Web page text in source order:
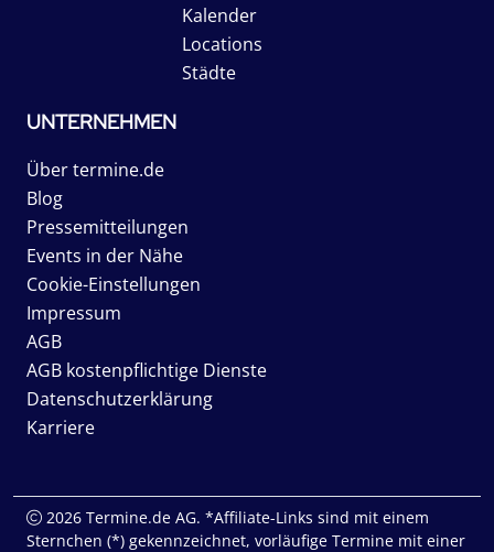
Kalender
Locations
Städte
UNTERNEHMEN
Über termine.de
Blog
Pressemitteilungen
Events in der Nähe
Cookie-Einstellungen
Impressum
AGB
AGB kostenpflichtige Dienste
Datenschutzerklärung
Karriere
2026 Termine.de AG. *Affiliate-Links sind mit einem
Sternchen (*) gekennzeichnet, vorläufige Termine mit einer